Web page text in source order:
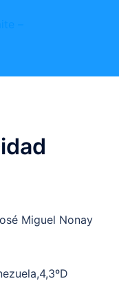
Miguel Nonay